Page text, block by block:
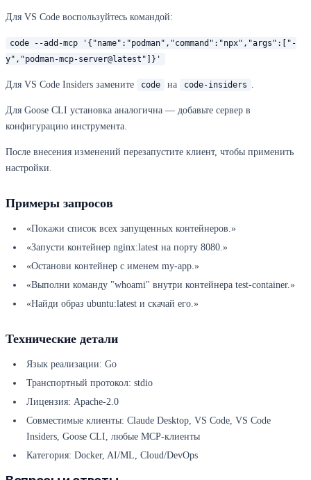
Для VS Code воспользуйтесь командой:
code --add-mcp '{"name":"podman","command":"npx","args":["-
y","podman-mcp-server@latest"]}'
Для VS Code Insiders замените code на code-insiders .
Для Goose CLI установка аналогична — добавьте сервер в
конфигурацию инструмента.
После внесения изменений перезапустите клиент, чтобы применить
настройки.
Примеры запросов
«Покажи список всех запущенных контейнеров.»
«Запусти контейнер nginx:latest на порту 8080.»
«Останови контейнер с именем my-app.»
«Выполни команду "whoami" внутри контейнера test-container.»
«Найди образ ubuntu:latest и скачай его.»
Технические детали
Язык реализации: Go
Транспортный протокол: stdio
Лицензия: Apache-2.0
Совместимые клиенты: Claude Desktop, VS Code, VS Code
Insiders, Goose CLI, любые MCP-клиенты
Категория: Docker, AI/ML, Cloud/DevOps